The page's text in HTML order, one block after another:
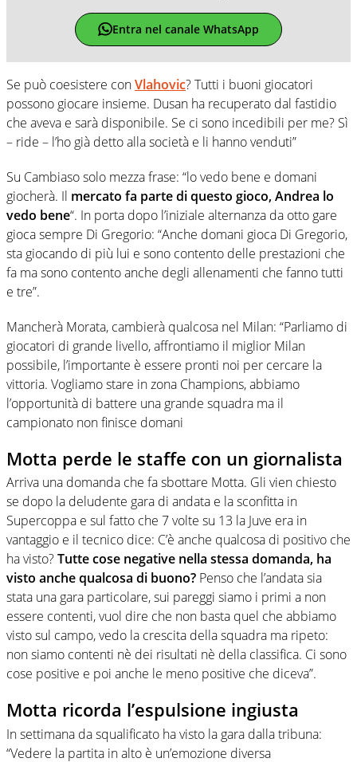
Entra nel canale WhatsApp
Se può coesistere conVlahovic? Tutti i buoni giocatori
possono giocare insieme. Dusan ha recuperato dal fastidio
che aveva e sarà disponibile. Se ci sono incedibili per me? Sì
– ride – l’ho già detto alla società e li hanno venduti”
Su Cambiaso solo mezza frase: “lo vedo bene e domani
giocherà. Il mercato fa parte di questo gioco, Andrea lo
vedo bene“. In porta dopo l’iniziale alternanza da otto gare
gioca sempre Di Gregorio: “Anche domani gioca Di Gregorio,
sta giocando di più lui e sono contento delle prestazioni che
fa ma sono contento anche degli allenamenti che fanno tutti
e tre”.
Mancherà Morata, cambierà qualcosa nel Milan: “Parliamo di
giocatori di grande livello, affrontiamo il miglior Milan
possibile, l’importante è essere pronti noi per cercare la
vittoria. Vogliamo stare in zona Champions, abbiamo
l’opportunità di battere una grande squadra ma il
campionato non finisce domani
Motta perde le staffe con un giornalista
Arriva una domanda che fa sbottare Motta. Gli vien chiesto
se dopo la deludente gara di andata e la sconfitta in
Supercoppa e sul fatto che 7 volte su 13 la Juve era in
vantaggio e il tecnico dice: C’è anche qualcosa di positivo che
ha visto? Tutte cose negative nella stessa domanda, ha
visto anche qualcosa di buono? Penso che l’andata sia
stata una gara particolare, sui pareggi siamo i primi a non
essere contenti, vuol dire che non basta quel che abbiamo
visto sul campo, vedo la crescita della squadra ma ripeto:
non siamo contenti nè dei risultati nè della classifica. Ci sono
cose positive e poi anche le meno positive che diceva”.
Motta ricorda l’espulsione ingiusta
In settimana da squalificato ha visto la gara dalla tribuna:
“Vedere la partita in alto è un’emozione diversa